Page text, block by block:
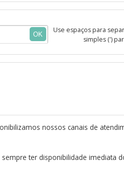
OK
Use espaços para
simples (')
nossos canais de
ter disponibilidade imediata